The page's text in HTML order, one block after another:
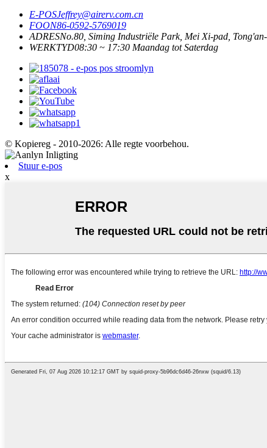
E-POSJeffrey@airerv.com.cn
FOON86-0592-5769019
ADRESNo.80, Siming Industriële Park, Mei Xi-pad,
WERKTYD08:30 ~ 17:30 Maandag tot Saterdag
© Kopiereg - 2010-2026: Alle regte voorbehou.
Stuur e-pos
x